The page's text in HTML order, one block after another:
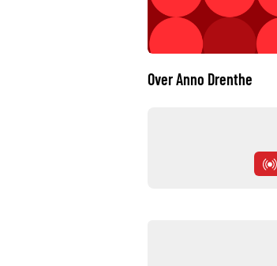
Over Anno Drenthe